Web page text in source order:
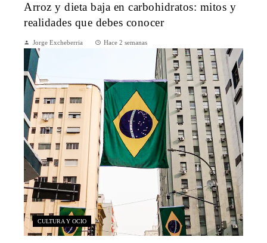
Arroz y dieta baja en carbohidratos: mitos y
realidades que debes conocer
Jorge Excheberria Hace 2 semanas
CULTURA Y OCIO